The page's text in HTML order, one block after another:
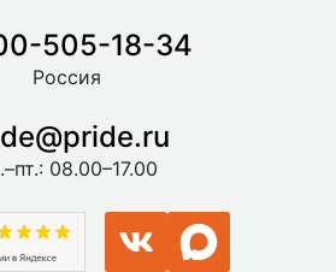
505-18-34
Россия
08.00–17.00